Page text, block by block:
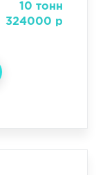
10 тонн
324000 р